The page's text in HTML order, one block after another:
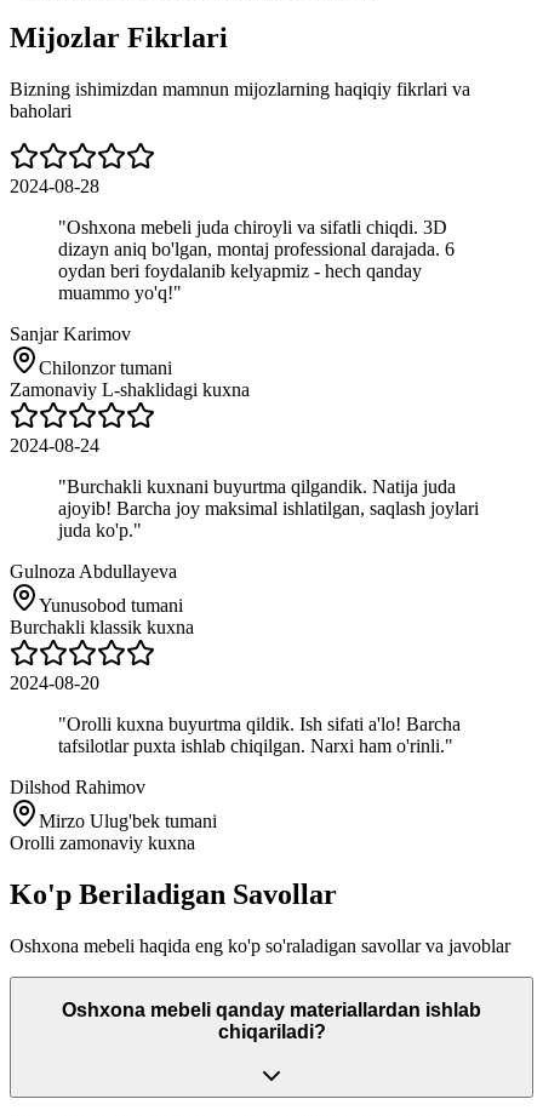
Mijozlar Fikrlari
Bizning ishimizdan mamnun mijozlarning haqiqiy fikrlari va
baholari
2024-08-28
"Oshxona mebeli juda chiroyli va sifatli chiqdi. 3D
dizayn aniq bo'lgan, montaj professional darajada. 6
oydan beri foydalanib kelyapmiz - hech qanday
muammo yo'q!"
Sanjar Karimov
Chilonzor tumani
Zamonaviy L-shaklidagi kuxna
2024-08-24
"Burchakli kuxnani buyurtma qilgandik. Natija juda
ajoyib! Barcha joy maksimal ishlatilgan, saqlash joylari
juda ko'p."
Gulnoza Abdullayeva
Yunusobod tumani
Burchakli klassik kuxna
2024-08-20
"Orolli kuxna buyurtma qildik. Ish sifati a'lo! Barcha
tafsilotlar puxta ishlab chiqilgan. Narxi ham o'rinli."
Dilshod Rahimov
Mirzo Ulug'bek tumani
Orolli zamonaviy kuxna
Ko'p Beriladigan Savollar
Oshxona mebeli haqida eng ko'p so'raladigan savollar va javoblar
Oshxona mebeli qanday materiallardan ishlab
chiqariladi?